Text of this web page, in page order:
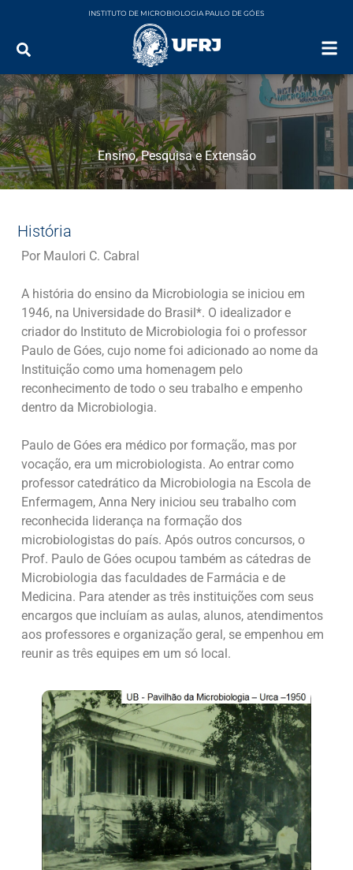
INSTITUTO DE MICROBIOLOGIA PAULO DE GÓES
Ensino, Pesquisa e Extensão
História
Por Maulori C. Cabral
A história do ensino da Microbiologia se iniciou em
1946, na Universidade do Brasil*. O idealizador e
criador do Instituto de Microbiologia foi o professor
Paulo de Góes, cujo nome foi adicionado ao nome da
Instituição como uma homenagem pelo
reconhecimento de todo o seu trabalho e empenho
dentro da Microbiologia.
Paulo de Góes era médico por formação, mas por
vocação, era um microbiologista. Ao entrar como
professor catedrático da Microbiologia na Escola de
Enfermagem, Anna Nery iniciou seu trabalho com
reconhecida liderança na formação dos
microbiologistas do país. Após outros concursos, o
Prof. Paulo de Góes ocupou também as cátedras de
Microbiologia das faculdades de Farmácia e de
Medicina. Para atender as três instituições com seus
encargos que incluíam as aulas, alunos, atendimentos
aos professores e organização geral, se empenhou em
reunir as três equipes em um só local.